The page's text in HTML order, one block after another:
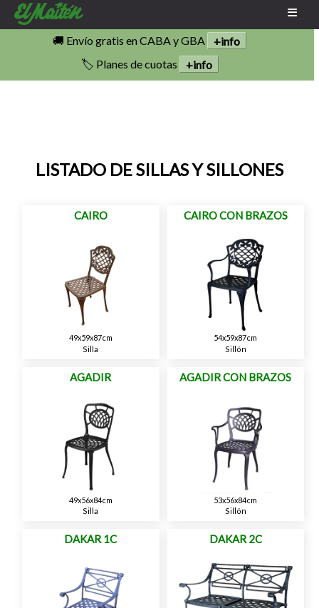
🚚 Envío gratis en CABA y GBA
+info
🏷️ Planes de cuotas
+info
LISTADO DE SILLAS Y SILLONES
CAIRO
49x59x87cm
Silla
CAIRO CON BRAZOS
54x59x87cm
Sillón
AGADIR
49x56x84cm
Silla
AGADIR CON BRAZOS
53x56x84cm
Sillón
DAKAR 1C DAKAR 2C